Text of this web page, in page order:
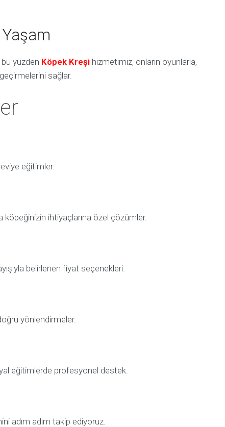
yüzden Köpek Kreşi hizmetimiz, onların oyunlarla,
sağlar.
eğitimler.
köpeğinizin ihtiyaçlarına özel çözümler.
belirlenen fiyat seçenekleri.
yönlendirmeler.
eğitimlerde profesyonel destek.
adım adım takip ediyoruz.